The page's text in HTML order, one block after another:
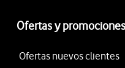
Ofertas y promociones
Ofertas nuevos clientes